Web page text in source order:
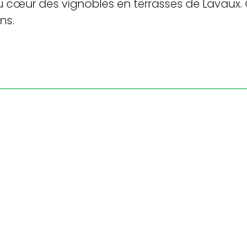
des vignobles en terrasses de Lavaux.